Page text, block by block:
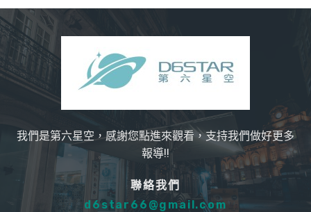
我們是第六星空，感謝您點進來觀看，支持我們做好更多
報導!!
聯絡我們
d6star66@gmail.com